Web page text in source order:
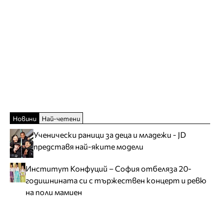
Новини Най-четени
Ученически раници за деца и младежи - JD
представя най-яките модели
Институт Конфуций – София отбеляза 20-
годишнината си с тържествен концерт и ревю
на поли мамиен